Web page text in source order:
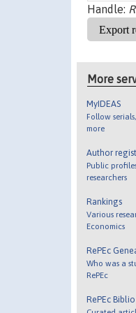
Handle:
More
MyIDEAS
Follow
more
Author
Public
researchers
Rankings
Various
Economics
RePEc
Who was a
RePEc
RePEc Biblio